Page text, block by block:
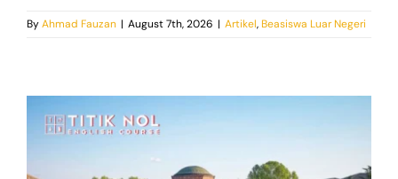
ByAhmad Fauzan | August 7th, 2026 | Artikel, Beasiswa Luar Negeri